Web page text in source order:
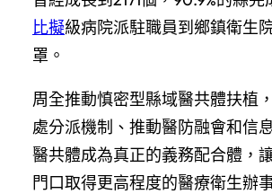
比擬級病院派駐職員到鄉鎮衛生
罩。
周全推動慎密型縣域醫共體扶植
處分派機制、推動醫防融會和信
醫共體成為真正的義務配合體，
門口取得更高程度的醫療衛生辦